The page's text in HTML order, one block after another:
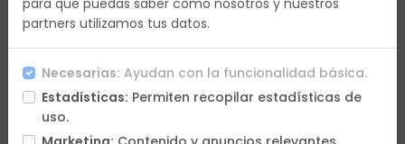
En petición
Confirmación online
para que puedas saber cómo nosotros y nuestros
partners utilizamos tus datos.
Necesarias: Ayudan con la funcionalidad básica.
Estadísticas: Permiten recopilar estadísticas de
uso.